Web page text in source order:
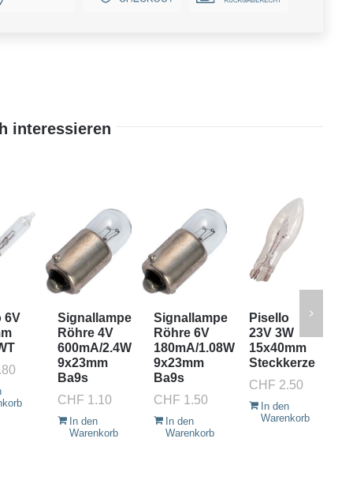
interessieren
6V
Signallampe
Röhre 4V
600mA/2.4W
9x23mm
Ba9s
CHF 1.10
In den
Warenkorb
Signallampe
Röhre 6V
180mA/1.08W
9x23mm
Ba9s
CHF 1.50
In den
Warenkorb
Pisello
23V 3W
15x40mm
Steckkerze
CHF 2.50
In den
Warenkorb